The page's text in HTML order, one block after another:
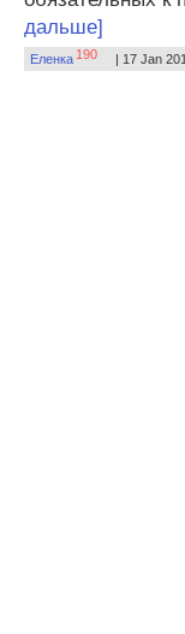
дальше]
Еленка 190 | 17 Jan